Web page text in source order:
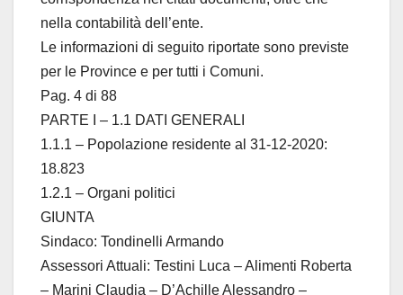
nella contabilità dell’ente.
Le informazioni di seguito riportate sono previste
per le Province e per tutti i Comuni.
Pag. 4 di 88
PARTE I – 1.1 DATI GENERALI
1.1.1 – Popolazione residente al 31-12-2020:
18.823
1.2.1 – Organi politici
GIUNTA
Sindaco: Tondinelli Armando
Assessori Attuali: Testini Luca – Alimenti Roberta
– Marini Claudia – D’Achille Alessandro –